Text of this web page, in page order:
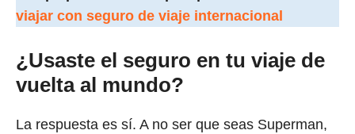
viajar con seguro de viaje internacional
¿Usaste el seguro en tu viaje de
vuelta al mundo?
La respuesta es sí. A no ser que seas Superman,